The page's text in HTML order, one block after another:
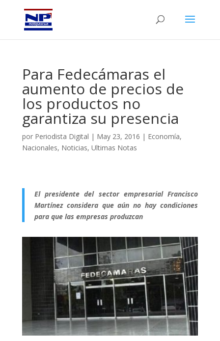
Para Fedecámaras el
aumento de precios de
los productos no
garantiza su presencia
por Periodista Digital | May 23, 2016 | Economía,
Nacionales, Noticias, Ultimas Notas
El presidente del sector empresarial Francisco
Martínez considera que aún no hay condiciones
para que las empresas produzcan